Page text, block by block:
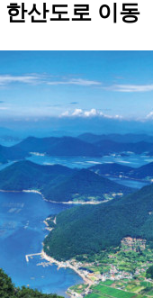
산도로 이동